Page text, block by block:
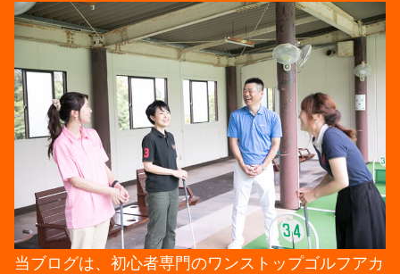
当ブログは、初心者専門のワンストップゴルフアカ